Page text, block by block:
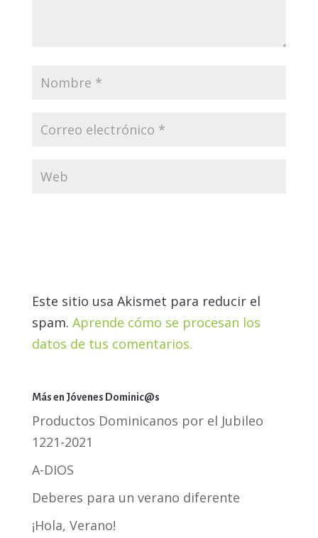
Este sitio usa Akismet para reducir el
spam. Aprende cómo se procesan los
datos de tus comentarios.
Más en Jóvenes Dominic@s
Productos Dominicanos por el Jubileo
1221-2021
A-DIOS
Deberes para un verano diferente
¡Hola, Verano!